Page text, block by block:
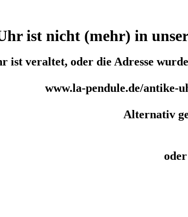
ist nicht (mehr) in
ist veraltet, oder die Adresse
www.la-pendule.de/antike-
Alternativ